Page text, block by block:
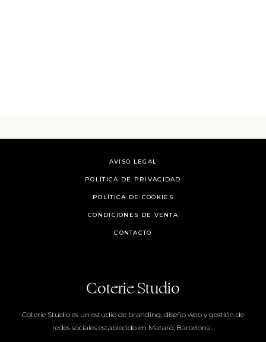
AVISO LEGAL
POLÍTICA DE PRIVACIDAD
POLÍTICA DE COOKIES
CONDICIONES DE VENTA
CONTACTO
Coterie Studio
Coterie Studio es un estudio de branding, diseño web y gestión de
redes sociales establecido en Mataró, Barcelona.